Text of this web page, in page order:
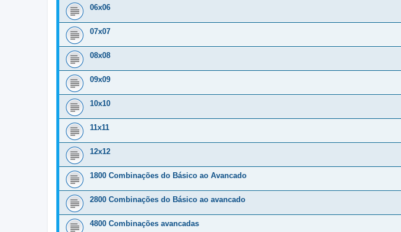
06x06
07x07
08x08
09x09
10x10
11x11
12x12
1800 Combinações do Básico ao Avancado
2800 Combinações do Básico ao avancado
4800 Combinações avancadas